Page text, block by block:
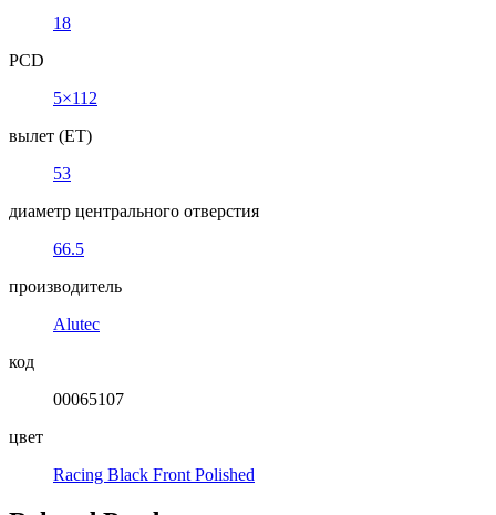
18
PCD
5×112
вылет (ET)
53
диаметр центрального отверстия
66.5
производитель
Alutec
код
00065107
цвет
Racing Black Front Polished